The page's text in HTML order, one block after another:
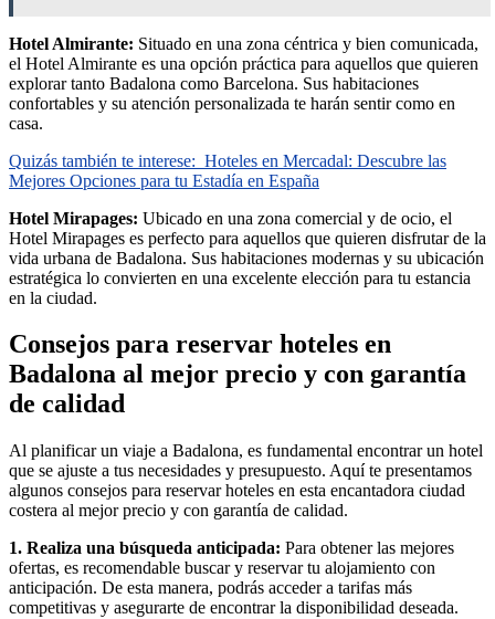
Hotel Almirante: Situado en una zona céntrica y bien comunicada,
el Hotel Almirante es una opción práctica para aquellos que quieren
explorar tanto Badalona como Barcelona. Sus habitaciones
confortables y su atención personalizada te harán sentir como en
casa.
Quizás también te interese: Hoteles en Mercadal: Descubre las
Mejores Opciones para tu Estadía en España
Hotel Mirapages: Ubicado en una zona comercial y de ocio, el
Hotel Mirapages es perfecto para aquellos que quieren disfrutar de la
vida urbana de Badalona. Sus habitaciones modernas y su ubicación
estratégica lo convierten en una excelente elección para tu estancia
en la ciudad.
Consejos para reservar hoteles en
Badalona al mejor precio y con garantía
de calidad
Al planificar un viaje a Badalona, es fundamental encontrar un hotel
que se ajuste a tus necesidades y presupuesto. Aquí te presentamos
algunos consejos para reservar hoteles en esta encantadora ciudad
costera al mejor precio y con garantía de calidad.
1. Realiza una búsqueda anticipada: Para obtener las mejores
ofertas, es recomendable buscar y reservar tu alojamiento con
anticipación. De esta manera, podrás acceder a tarifas más
competitivas y asegurarte de encontrar la disponibilidad deseada.